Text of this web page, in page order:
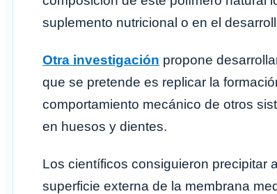
suplemento nutricional o en el
Otra investigación propone
que se pretende es replicar la
comportamiento mecánico de otros
en huesos y dientes.
Los científicos consiguieron precipitar
superficie externa de la membrana